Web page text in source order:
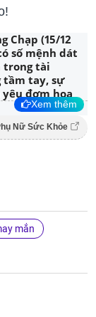
Chạp (15/12
số mệnh dát
trong tài
tầm tay, sự
đơm hoa
Xem thêm
Nữ Sức Khỏe
mắn